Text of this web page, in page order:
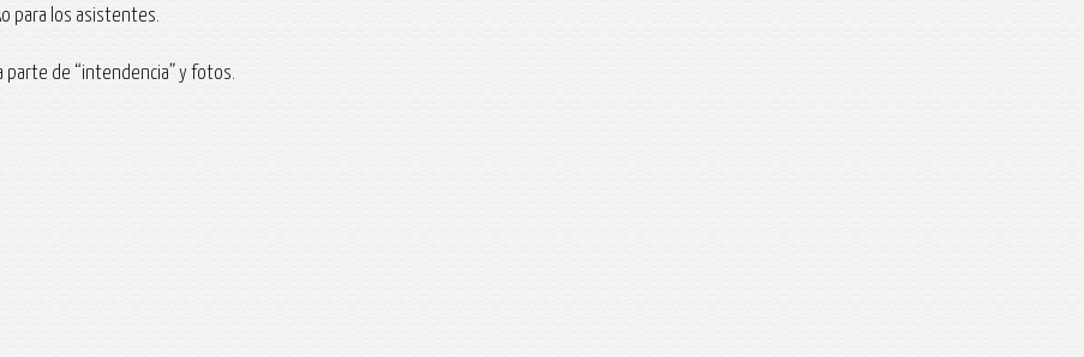
para los asistentes.
parte de “intendencia” y fotos.